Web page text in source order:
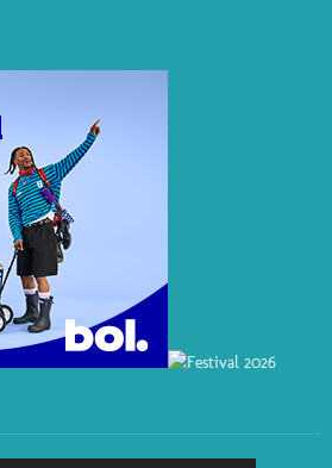
O
R
M